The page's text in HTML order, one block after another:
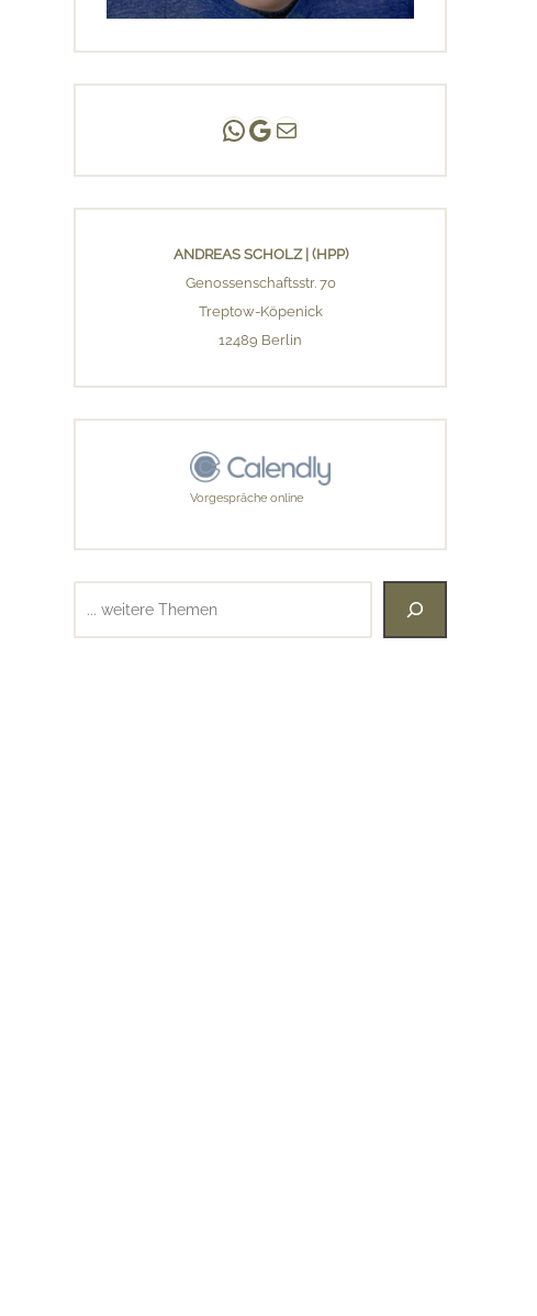
Andreas Scholz | (HPP)
Praxis Adlershof
E-Mail an mich ...
ANDREAS SCHOLZ | (HPP)
Genossenschaftsstr. 70
Treptow-Köpenick
12489 Berlin
Vorgespräche online